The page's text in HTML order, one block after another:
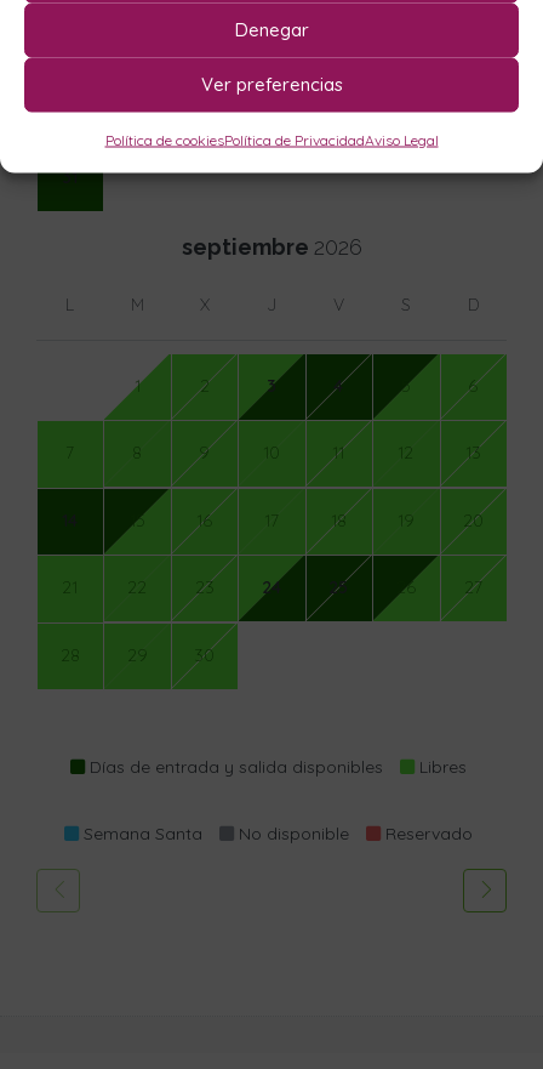
Denegar
Ver preferencias
Política de cookiesPolítica de PrivacidadAviso Legal
20
24 25 26 27 28 29 30
31
septiembre 2026
L M X J V S D
1 2 3 4 5 6
7 8 9 10 11 12 13
15 16 17 18 19 20
21 22 23 24 25 26 27
28 29 30
Días de entrada y salida disponibles Libres
Semana Santa No disponible Reservado